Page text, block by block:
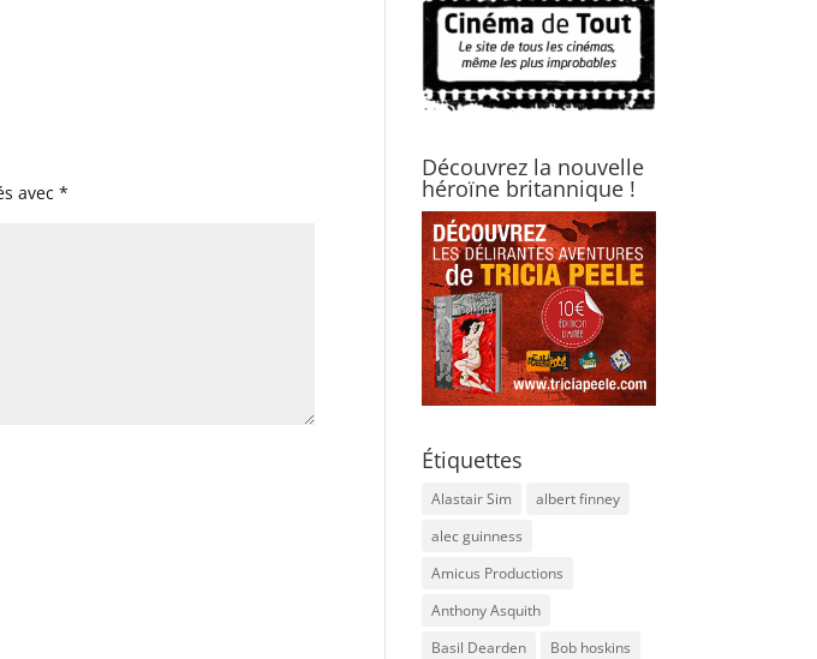
avec*
Découvrez la nouvelle
héroïne britannique !
Étiquettes
Alastair Sim
albert finney
alec guinness
Amicus Productions
Anthony Asquith
Basil Dearden
Bob hoskins